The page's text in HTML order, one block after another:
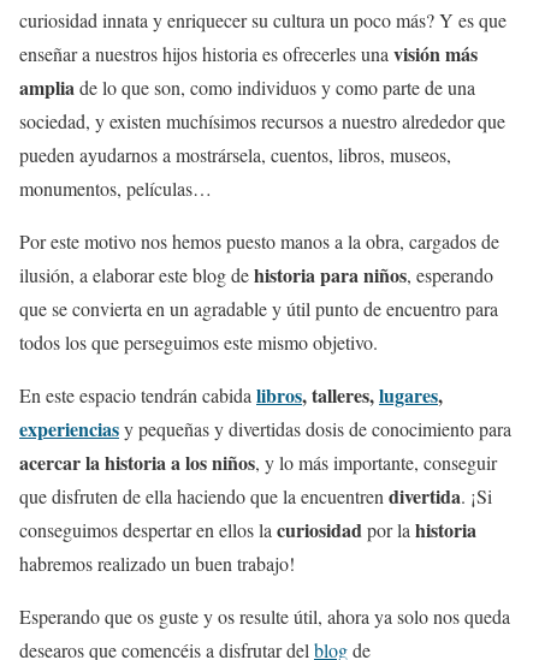
curiosidad innata y enriquecer su cultura un poco más? Y es que
enseñar a nuestros hijos historia es ofrecerles una visión más
ampliade lo que son, como individuos y como parte de una
sociedad, y existen muchísimos recursos a nuestro alrededor que
pueden ayudarnos a mostrársela, cuentos, libros, museos,
monumentos, películas…
Por este motivo nos hemos puesto manos a la obra, cargados de
ilusión, a elaborar este blog dehistoria para niños, esperando
que se convierta en un agradable y útil punto de encuentro para
todos los que perseguimos este mismo objetivo.
En este espacio tendrán cabida libros, talleres,lugares,
experienciasy pequeñas y divertidas dosis de conocimiento para
acercar la historia a los niños, y lo más importante, conseguir
que disfruten de ella haciendo que la encuentren divertida. ¡Si
conseguimos despertar en ellos la curiosidadpor la historia
habremos realizado un buen trabajo!
Esperando que os guste y os resulte útil, ahora ya solo nos queda
desearos que comencéis a disfrutar del blogde